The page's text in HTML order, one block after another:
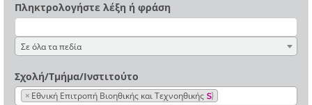
Πληκτρολογήστε λέξη ή φράση
Σε όλα τα πεδία
Σχολή/Τμήμα/Ινστιτούτο
× Εθνική Επιτροπή Βιοηθικής και Τεχνοηθικής